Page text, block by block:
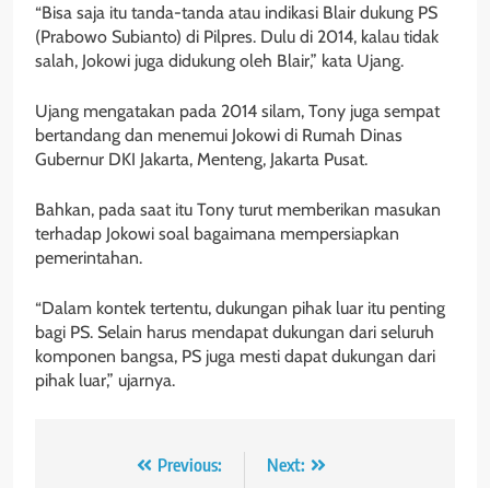
“Bisa saja itu tanda-tanda atau indikasi Blair dukung PS
(Prabowo Subianto) di Pilpres. Dulu di 2014, kalau tidak
salah, Jokowi juga didukung oleh Blair,” kata Ujang.
Ujang mengatakan pada 2014 silam, Tony juga sempat
bertandang dan menemui Jokowi di Rumah Dinas
Gubernur DKI Jakarta, Menteng, Jakarta Pusat.
Bahkan, pada saat itu Tony turut memberikan masukan
terhadap Jokowi soal bagaimana mempersiapkan
pemerintahan.
“Dalam kontek tertentu, dukungan pihak luar itu penting
bagi PS. Selain harus mendapat dukungan dari seluruh
komponen bangsa, PS juga mesti dapat dukungan dari
pihak luar,” ujarnya.
Navigasi Previous:
Next: